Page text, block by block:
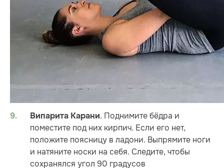
Випарита Карани. Поднимите бёдра и
поместите под них кирпич. Если его нет,
положите поясницу в ладони. Выпрямите ноги
и натяните носки на себя. Следите, чтобы
сохранялся угол 90 градусов